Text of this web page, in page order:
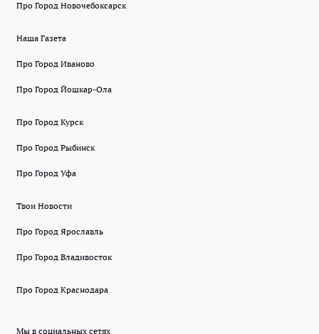
Про Город Новочебоксарск
Наша Газета
Про Город Иваново
Про Город Йошкар-Ола
Про Город Курск
Про Город Рыбинск
Про Город Уфа
Твои Новости
Про Город Ярославль
Про Город Владивосток
Про Город Краснодара
Мы в социальных сетях